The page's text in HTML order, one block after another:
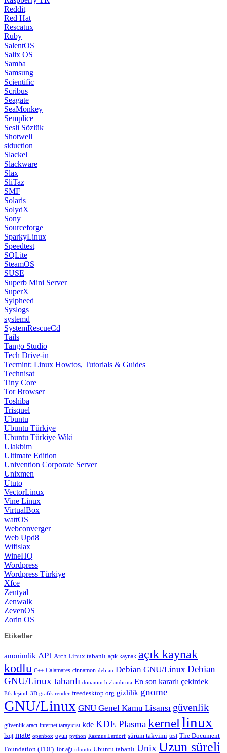
Reddit
Red Hat
Rescatux
Ruby
SalentOS
Salix OS
Samba
Samsung
Scientific
Scribus
Seagate
SeaMonkey
Semplice
Sesli Sözlük
Shotwell
siduction
Slackel
Slackware
Slax
SliTaz
SMF
Solaris
SolydX
Sony
Sourceforge
SparkyLinux
Speedtest
SQLite
SteamOS
SUSE
Superb Mini Server
SuperX
Sylpheed
Syslogs
systemd
SystemRescueCd
Tails
Tango Studio
Tech Drive-in
Tecmint: Linux Howtos, Tutorials & Guides
Technisat
Tiny Core
Tor Browser
Toshiba
Trisquel
Ubuntu
Ubuntu Türkiye
Ubuntu Türkiye Wiki
Ulakbim
Ultimate Edition
Univention Corporate Server
Unixmen
Ututo
VectorLinux
Vine Linux
VirtualBox
wattOS
Webconverger
Web Upd8
Wifislax
WineHQ
Wordpress
Wordpress Türkiye
Xfce
Zentyal
Zenwalk
ZevenOS
Zorin OS
Etiketler
anonimlik API Arch Linux tabanlı açık kaynak açık kaynak
kodlu C++ Calamares cinnamon debian Debian GNU/Linux Debian
GNU/Linux tabanlı donanım hızlandırma En son kararlı çekirdek
Etkileşimli 3D grafik render freedesktop.org gizlilik gnome
GNU/Linux GNU Genel Kamu Lisansı güvenlik
güvenlik aracı internet tarayıcısı kde KDE Plasmakernel linux
lxqt mate openbox oyun python Rasmus Lerdorf sürüm takvimi test The Document
Foundation (TDF) Tor ağı ubuntu Ubuntu tabanlı Unix Uzun süreli